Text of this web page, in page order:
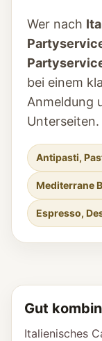
Wer nach
bei einem
Anmeldung
Unterseiten.
Antipasti,
Mediterrane
Espresso,
Gut
Italienisches